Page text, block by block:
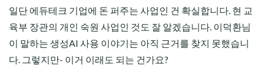
일단 에듀테크 기업에 돈 퍼주는 사업인 건 확실합니다. 현 교
육부 장관의 개인 숙원 사업인 것도 잘 알겠습니다. 이덕환님
이 말하는 생성AI 사용 이야기는 아직 근거를 찾지 못했습니
다. 그렇지만- 이거 이래도 되는 건가요?